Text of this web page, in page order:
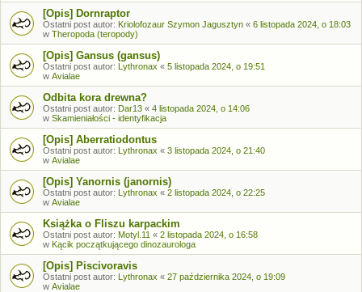
[Opis] Dornraptor
Ostatni post autor: Kriolofozaur Szymon Jagusztyn « 6 listopada 2024, o 18:03
w Theropoda (teropody)
[Opis] Gansus (gansus)
Ostatni post autor: Lythronax « 5 listopada 2024, o 19:51
w Avialae
Odbita kora drewna?
Ostatni post autor: Dar13 « 4 listopada 2024, o 14:06
w Skamieniałości - identyfikacja
[Opis] Aberratiodontus
Ostatni post autor: Lythronax « 3 listopada 2024, o 21:40
w Avialae
[Opis] Yanornis (janornis)
Ostatni post autor: Lythronax « 2 listopada 2024, o 22:25
w Avialae
Książka o Fliszu karpackim
Ostatni post autor: Motyl.11 « 2 listopada 2024, o 16:58
w Kącik początkującego dinozaurologa
[Opis] Piscivoravis
Ostatni post autor: Lythronax « 27 października 2024, o 19:09
w Avialae